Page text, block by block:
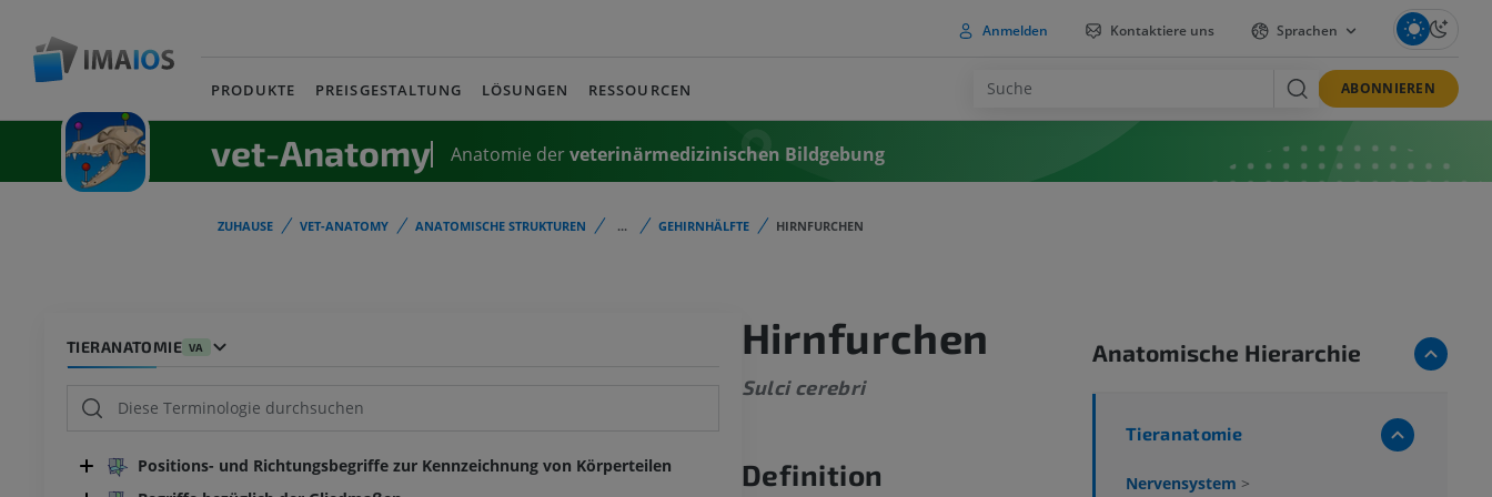
Anmelden Kontaktiere uns Sprachen
PRODUKTE PREISGESTALTUNG LÖSUNGEN RESSOURCEN ABONNIEREN
vet-Anatomy Anatomie derveterinärmedizinischen Bildgebung
ZUHAUSE VET-ANATOMY ANATOMISCHE STRUKTUREN ... GEHIRNHÄLFTE HIRNFURCHEN
TIERANATOMIE VA
Positions- und Richtungsbegriffe zur Kennzeichnung von Körperteilen
Hirnfurchen
Sulci cerebri
Definition
Anatomische Hierarchie
Tieranatomie
Nervensystem >